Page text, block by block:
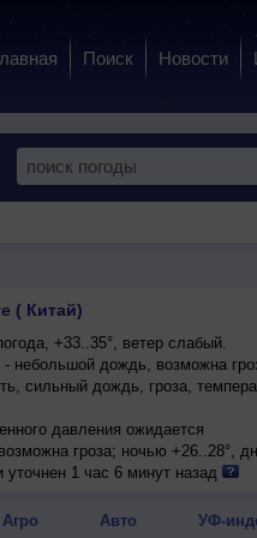
Поиск Новости
( Китай)
+33..35°, ветер слабый.
небольшой дождь, возможна
сильный дождь, гроза,
давления ожидается
гроза; ночью +26..28°,
умеренный.
1 час 6 минут назад
Агро Авто УФ-